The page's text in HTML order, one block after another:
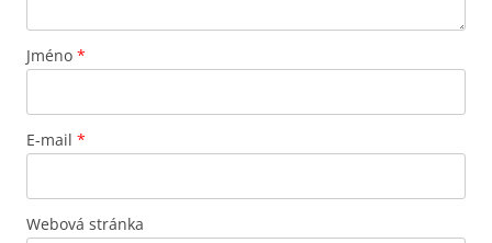
Jméno *
E-mail *
Webová stránka